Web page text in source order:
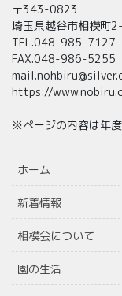
〒343-0823
埼玉県越谷市相模町
TEL.048-985-7127
FAX.048-986-5255
https://
※ページの内容は年
ホーム
新着情報
相模会について
園の生活